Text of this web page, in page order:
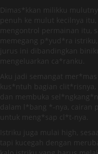
Dimas*kkan milikku
penuh ke mulut kecilnya
mengontrol permainan itu,
memegang p*yud*ra
jurus ini dibandingkan
mengeluarkan ca*ranku.
Aku jadi semangat
kus*ntuh bagian
dan membuka
dalam l*bang *-nya, cairan
untuk meng*sap cl*t-nya.
Istriku juga mulai high,
tapi kucegah dengan